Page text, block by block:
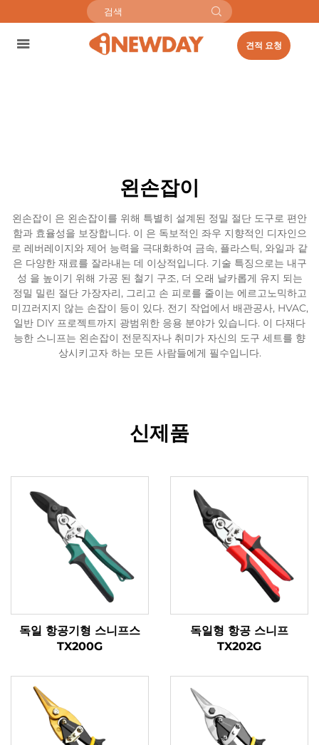
견적 요청
왼손잡이
왼손잡이 은 왼손잡이를 위해 특별히 설계된 정밀 절단 도구로 편안
함과 효율성을 보장합니다. 이 은 독보적인 좌우 지향적인 디자인으
로 레버레이지와 제어 능력을 극대화하여 금속, 플라스틱, 와일과 같
은 다양한 재료를 잘라내는 데 이상적입니다. 기술 특징으로는 내구
성 을 높이기 위해 가공 된 철기 구조, 더 오래 날카롭게 유지 되는
정밀 밀린 절단 가장자리, 그리고 손 피로를 줄이는 에르고노믹하고
미끄러지지 않는 손잡이 등이 있다. 전기 작업에서 배관공사, HVAC,
일반 DIY 프로젝트까지 광범위한 응용 분야가 있습니다. 이 다재다
능한 스니프는 왼손잡이 전문직자나 취미가 자신의 도구 세트를 향
상시키고자 하는 모든 사람들에게 필수입니다.
신제품
독일 항공기형 스니프스
TX200G
독일형 항공 스니프
TX202G